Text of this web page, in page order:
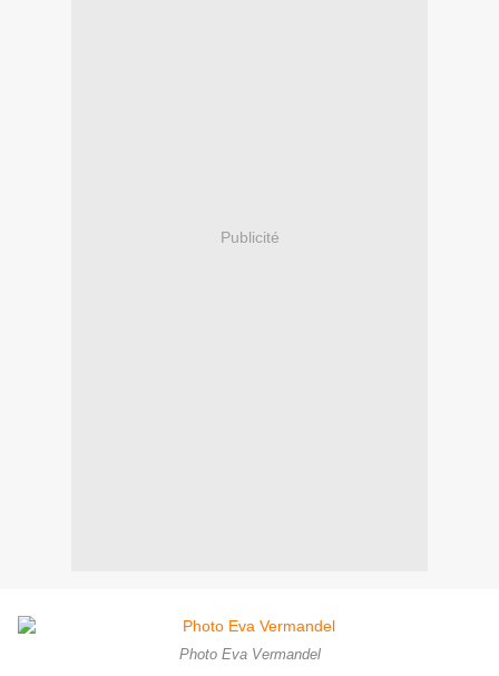
Publicité
Photo Eva Vermandel